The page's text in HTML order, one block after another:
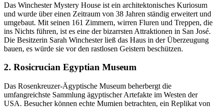
Das Winchester Mystery House ist ein architektonisches Kuriosum
und wurde über einen Zeitraum von 38 Jahren ständig erweitert und
umgebaut. Mit seinen 161 Zimmern, wirren Fluren und Treppen, die
ins Nichts führen, ist es eine der bizarrsten Attraktionen in San José.
Die Besitzerin Sarah Winchester ließ das Haus in der Überzeugung
bauen, es würde sie vor den rastlosen Geistern beschützen.
2. Rosicrucian Egyptian Museum
Das Rosenkreuzer-Ägyptische Museum beherbergt die
umfangreichste Sammlung ägyptischer Artefakte im Westen der
USA. Besucher können echte Mumien betrachten, ein Replikat von